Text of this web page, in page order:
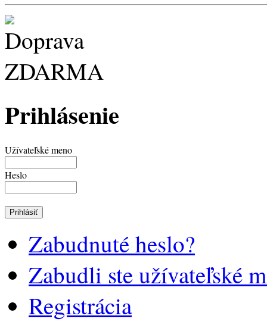
Prihlásenie
Užívateľské meno
Heslo
Zabudnuté heslo?
Zabudli ste užívateľské
Registrácia